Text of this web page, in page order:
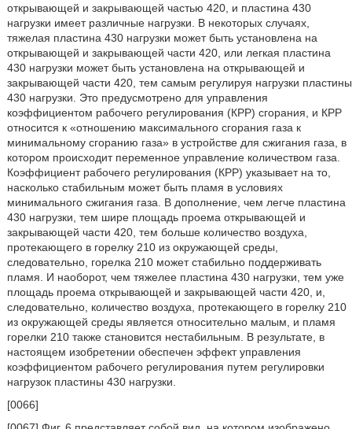
открывающей и закрывающей частью 420, и пластина 430
нагрузки имеет различные нагрузки. В некоторых случаях,
тяжелая пластина 430 нагрузки может быть установлена на
открывающей и закрывающей части 420, или легкая пластина
430 нагрузки может быть установлена на открывающей и
закрывающей части 420, тем самым регулируя нагрузки пластины
430 нагрузки. Это предусмотрено для управления
коэффициентом рабочего регулирования (КРР) сгорания, и КРР
относится к «отношению максимального сгорания газа к
минимальному сгоранию газа» в устройстве для сжигания газа, в
котором происходит переменное управление количеством газа.
Коэффициент рабочего регулирования (КРР) указывает на то,
насколько стабильным может быть пламя в условиях
минимального сжигания газа. В дополнение, чем легче пластина
430 нагрузки, тем шире площадь проема открывающей и
закрывающей части 420, тем больше количество воздуха,
протекающего в горелку 210 из окружающей среды,
следовательно, горелка 210 может стабильно поддерживать
пламя. И наоборот, чем тяжелее пластина 430 нагрузки, тем уже
площадь проема открывающей и закрывающей части 420, и,
следовательно, количество воздуха, протекающего в горелку 210
из окружающей среды является относительно малым, и пламя
горелки 210 также становится нестабильным. В результате, в
настоящем изобретении обеспечен эффект управления
коэффициентом рабочего регулирования путем регулировки
нагрузок пластины 430 нагрузки.
[0066]